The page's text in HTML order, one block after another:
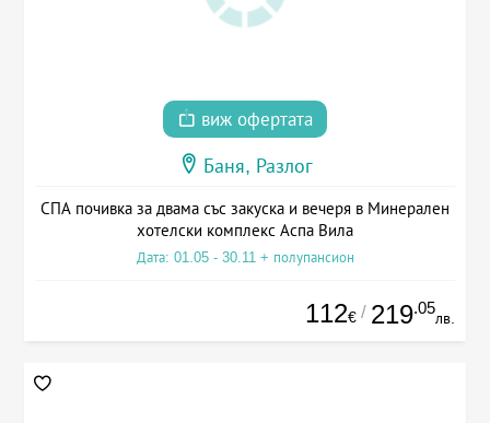
виж офертата
Баня, Разлог
СПА почивка за двама със закуска и вечеря в Минерален
хотелски комплекс Аспа Вила
Дата: 01.05 - 30.11 + полупансион
112€ / 219.05
лв.